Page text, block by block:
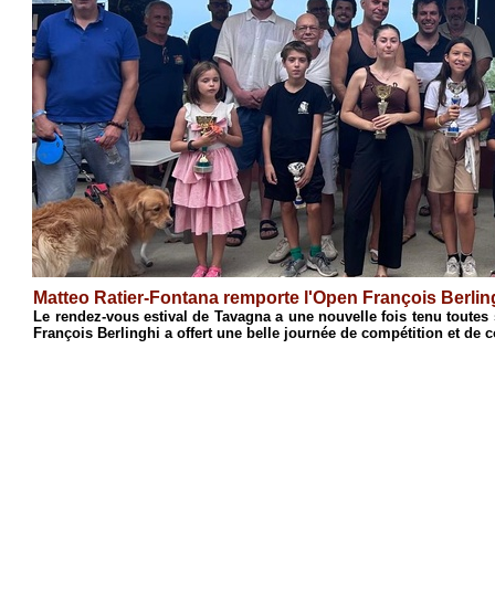
Matteo Ratier-Fontana remporte l'Open François
Le rendez-vous estival de Tavagna a une nouvelle fois tenu
François Berlinghi a offert une belle journée de compétition et de